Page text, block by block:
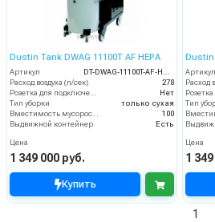
Dustin Tank DWAG 11100T AF HEPA
Артикул
DT-DWAG-11100T-AF-HEPA
Расход воздуха (л/сек)
278
Розетка для подключения инструмента
Нет
Тип уборки
только сухая
Вместимость мусоросборника (л)
100
Выдвижной контейнер
Есть
Цена
1 349 000 руб.
Купить
Dustin
Артикул
Расход
Тип
Цена
1
1